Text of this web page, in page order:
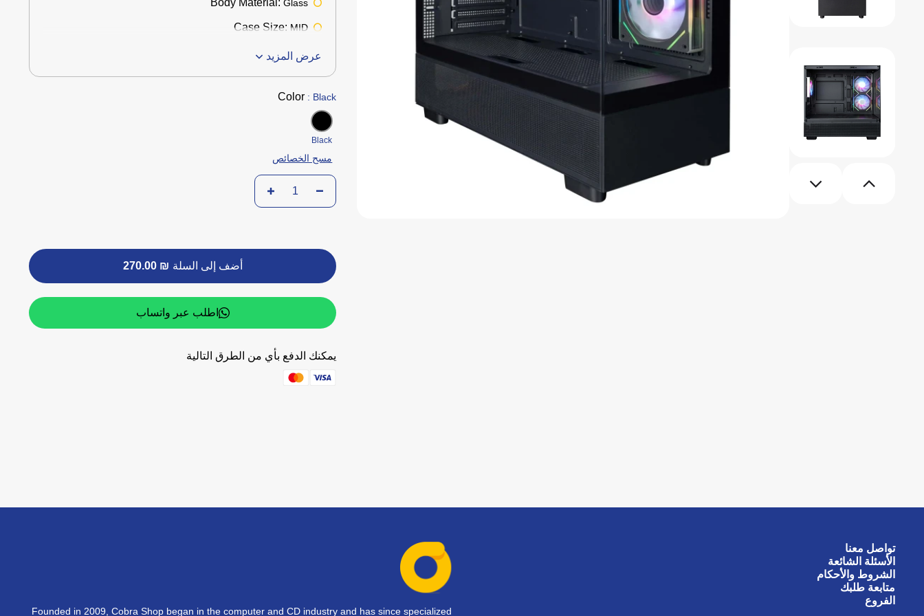
Body Material: Glass
Case Size: MID
عرض المزيد
Color : Black
Black
مسح الخصائص
أضف إلى السلة ₪ 270.00
اطلب عبر واتساب
يمكنك الدفع بأي من الطرق التالية
تواصل معنا
الأسئلة الشائعة
الشروط والأحكام
متابعة طلبك
الفروع
Founded in 2009, Cobra Shop began in the computer and CD industry and has since specialized